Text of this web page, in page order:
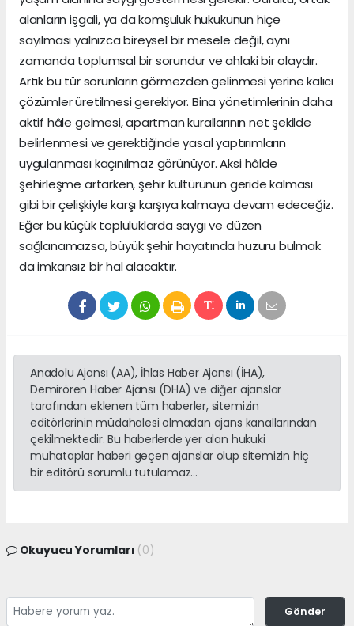
alanların işgali, ya da komşuluk hukukunun hiçe
sayılması yalnızca bireysel bir mesele değil, aynı
zamanda toplumsal bir sorundur ve ahlaki bir olaydır.
Artık bu tür sorunların görmezden gelinmesi yerine kalıcı
çözümler üretilmesi gerekiyor. Bina yönetimlerinin daha
aktif hâle gelmesi, apartman kurallarının net şekilde
belirlenmesi ve gerektiğinde yasal yaptırımların
uygulanması kaçınılmaz görünüyor. Aksi hâlde
şehirleşme artarken, şehir kültürünün geride kalması
gibi bir çelişkiyle karşı karşıya kalmaya devam edeceğiz.
Eğer bu küçük topluluklarda saygı ve düzen
sağlanamazsa, büyük şehir hayatında huzuru bulmak
da imkansız bir hal alacaktır.
Anadolu Ajansı (AA), İhlas Haber Ajansı (İHA),
Demirören Haber Ajansı (DHA) ve diğer ajanslar
tarafından eklenen tüm haberler, sitemizin
editörlerinin müdahalesi olmadan ajans kanallarından
çekilmektedir. Bu haberlerde yer alan hukuki
muhataplar haberi geçen ajanslar olup sitemizin hiç
bir editörü sorumlu tutulamaz...
Okuyucu Yorumları (0)
Gönder